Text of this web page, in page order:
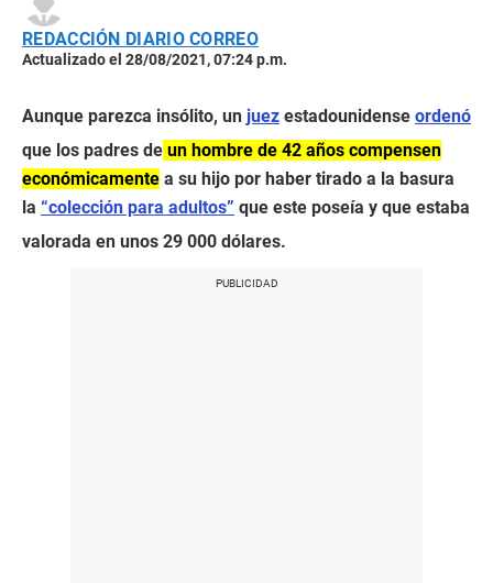
REDACCIÓN DIARIO CORREO
Actualizado el 28/08/2021, 07:24 p.m.
Aunque parezca insólito, un juez estadounidense ordenó
que los padres de un hombre de 42 años compensen
económicamente a su hijo por haber tirado a la basura
la “colección para adultos” que este poseía y que estaba
valorada en unos 29 000 dólares.